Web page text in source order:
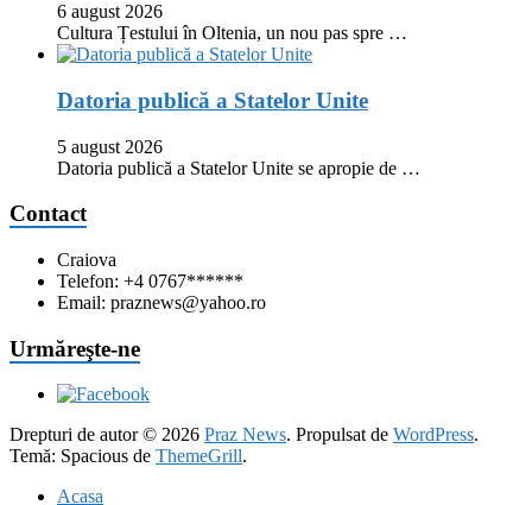
6 august 2026
Cultura Țestului în Oltenia, un nou pas spre …
Datoria publică a Statelor Unite
5 august 2026
Datoria publică a Statelor Unite se apropie de …
Contact
Craiova
Telefon: +4 0767******
Email: praznews@yahoo.ro
Urmăreşte-ne
Drepturi de autor © 2026 Praz News. Propulsat de WordPress.
Temă: Spacious de ThemeGrill.
Acasa